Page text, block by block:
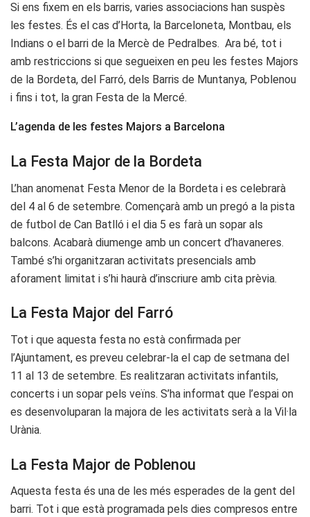
Si ens fixem en els barris, varies associacions han suspès
les festes. És el cas d’Horta, la Barceloneta, Montbau, els
Indians o el barri de la Mercè de Pedralbes. Ara bé, tot i
amb restriccions si que segueixen en peu les festes Majors
de la Bordeta, del Farró, dels Barris de Muntanya, Poblenou
i fins i tot, la gran Festa de la Mercé.
L’agenda de les festes Majors a Barcelona
La Festa Major de la Bordeta
L’han anomenat Festa Menor de la Bordeta i es celebrarà
del 4 al 6 de setembre. Començarà amb un pregó a la pista
de futbol de Can Batlló i el dia 5 es farà un sopar als
balcons. Acabarà diumenge amb un concert d’havaneres.
També s’hi organitzaran activitats presencials amb
aforament limitat i s’hi haurà d’inscriure amb cita prèvia.
La Festa Major del Farró
Tot i que aquesta festa no està confirmada per
l’Ajuntament, es preveu celebrar-la el cap de setmana del
11 al 13 de setembre. Es realitzaran activitats infantils,
concerts i un sopar pels veïns. S’ha informat que l’espai on
es desenvoluparan la majora de les activitats serà a la Vil·la
Urània.
La Festa Major de Poblenou
Aquesta festa és una de les més esperades de la gent del
barri. Tot i que està programada pels dies compresos entre